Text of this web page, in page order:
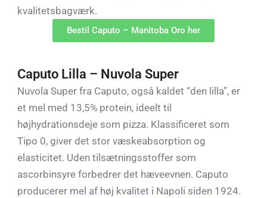
kvalitetsbagværk.
Bestil Caputo – Manitoba Oro her
Caputo Lilla – Nuvola Super
Nuvola Super fra Caputo, også kaldet “den lilla”, er
et mel med 13,5% protein, ideelt til
højhydrationsdeje som pizza. Klassificeret som
Tipo 0, giver det stor væskeabsorption og
elasticitet. Uden tilsætningsstoffer som
ascorbinsyre forbedrer det hæveevnen. Caputo
producerer mel af høj kvalitet i Napoli siden 1924.